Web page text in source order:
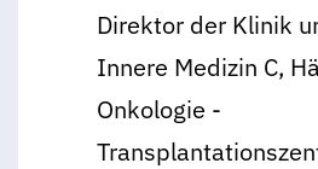
Direktor der Klinik
Innere Medizin C,
Onkologie -